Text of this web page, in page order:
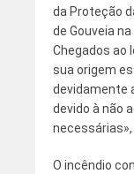
da Proteção
de Gouveia
Chegados ao
sua origem
devidamente
devido à não
necessárias»,
O incêndio